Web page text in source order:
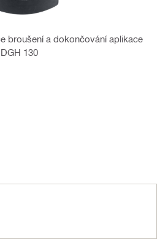
broušení a dokončování aplikace
130